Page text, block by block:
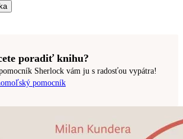
poradiť knihu?
Sherlock vám ju s radosťou vypátra!
pomocník